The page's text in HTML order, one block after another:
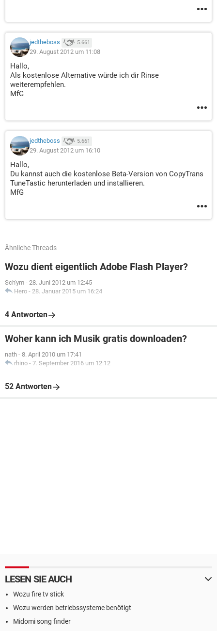
jedtheboss 5.661
29. August 2012 um 11:08
Hallo,
Als kostenlose Alternative würde ich dir Rinse
weiterempfehlen.
MfG
jedtheboss 5.661
29. August 2012 um 16:10
Hallo,
Du kannst auch die kostenlose Beta-Version von CopyTrans
TuneTastic herunterladen und installieren.
MfG
Ähnliche Threads
Wozu dient eigentlich Adobe Flash Player?
Sch'ym - 28. Juni 2012 um 12:45
Hero - 28. Januar 2015 um 16:24
4 Antworten
Woher kann ich Musik gratis downloaden?
nath - 8. April 2010 um 17:41
rhino - 7. September 2016 um 12:12
52 Antworten
LESEN SIE AUCH
Wozu fire tv stick
Wozu werden betriebssysteme benötigt
Midomi song finder